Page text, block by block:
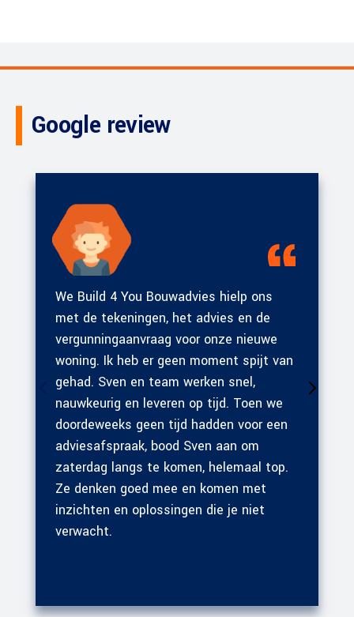
Google review
We Build 4 You Bouwadvies hielp ons
met de tekeningen, het advies en de
vergunningaanvraag voor onze nieuwe
woning. Ik heb er geen moment spijt van
gehad. Sven en team werken snel,
nauwkeurig en leveren op tijd. Toen we
doordeweeks geen tijd hadden voor een
adviesafspraak, bood Sven aan om
zaterdag langs te komen, helemaal top.
Ze denken goed mee en komen met
inzichten en oplossingen die je niet
verwacht.